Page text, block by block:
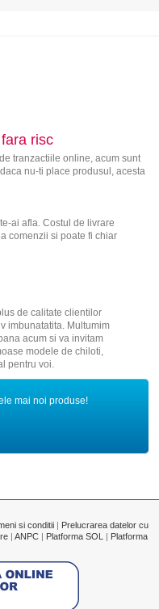
risc
tranzactiile online, acum sunt
nu-ti place produsul, acesta
ai afla. Costul de livrare
comenzii si poate fi chiar
de calitate clientilor
imbunatatita. Multumim
acum si va invitam
modele de chiloti,
pentru voi.
mai noi produse!
si conditii | Prelucrarea datelor cu
| ANPC | Platforma SOL | Platforma